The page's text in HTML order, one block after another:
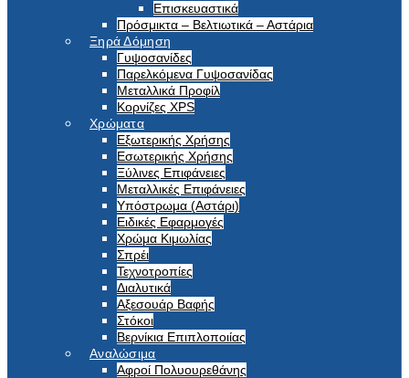
Επισκευαστικά
Πρόσμικτα – Βελτιωτικά – Αστάρια
Ξηρά Δόμηση
Γυψοσανίδες
Παρελκόμενα Γυψοσανίδας
Μεταλλικά Προφίλ
Κορνίζες XPS
Χρώματα
Εξωτερικής Χρήσης
Εσωτερικής Χρήσης
Ξύλινες Επιφάνειες
Μεταλλικές Επιφάνειες
Υπόστρωμα (Αστάρι)
Ειδικές Εφαρμογές
Χρώμα Κιμωλίας
Σπρέι
Τεχνοτροπίες
Διαλυτικά
Αξεσουάρ Βαφής
Στόκοι
Βερνίκια Επιπλοποιίας
Αναλώσιμα
Αφροί Πολυουρεθάνης